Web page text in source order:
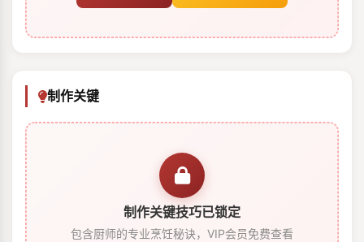
制作关键
制作关键技巧已锁定
包含厨师的专业烹饪秘诀，VIP会员免费查看